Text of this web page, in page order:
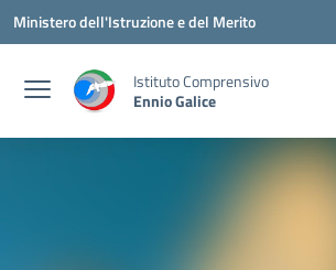
Vai ai contenuti
Vai al menu di navigazione
Vai al footer
Ministero dell'Istruzione e del Merito
Istituto Comprensivo
Ennio Galice